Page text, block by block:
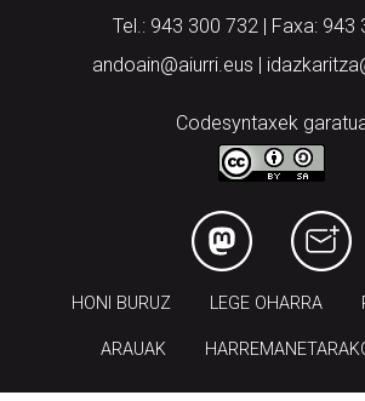
Tel.: 943 300 732 | Faxa: 943
andoain@aiurri.eus |
Codesyntaxek
HONI BURUZ LEGE OHARRA
ARAUAK